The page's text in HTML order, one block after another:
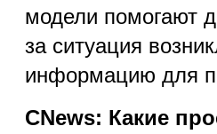
модели помогают
за ситуация
информацию для
CNews: Какие